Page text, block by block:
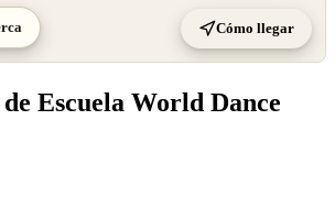
Cómo llegar
Escuela World Dance